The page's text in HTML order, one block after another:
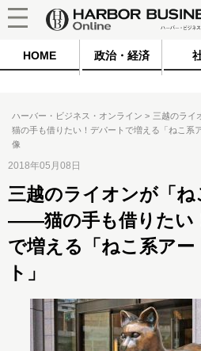
HOME 政治・経済
ハーバー・ビジネス・オンライン
三越のラ
猫の手も借りたい！デパートで増える「ねこ系
像
2018年05月08日
三越のライオンが「
――猫の手も借りたい
で増える「ねこ系アー
ト」